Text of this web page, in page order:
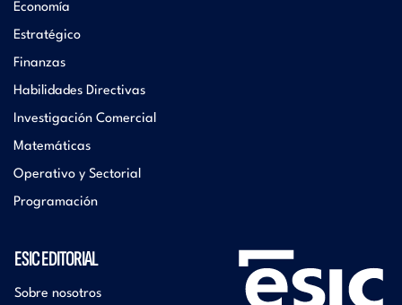
Economía
Estratégico
Finanzas
Habilidades Directivas
Investigación Comercial
Matemáticas
Operativo y Sectorial
Programación
ESIC EDITORIAL
Sobre nosotros